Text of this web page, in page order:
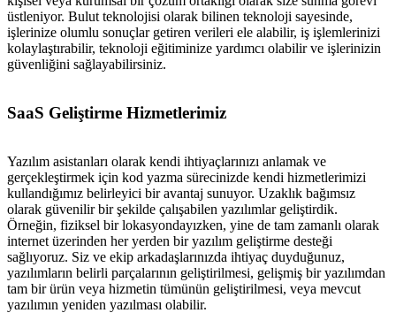
üstleniyor. Bulut teknolojisi olarak bilinen teknoloji sayesinde,
işlerinize olumlu sonuçlar getiren verileri ele alabilir, iş işlemlerinizi
kolaylaştırabilir, teknoloji eğitiminize yardımcı olabilir ve işlerinizin
güvenliğini sağlayabilirsiniz.
SaaS Geliştirme Hizmetlerimiz
Yazılım asistanları olarak kendi ihtiyaçlarınızı anlamak ve
gerçekleştirmek için kod yazma sürecinizde kendi hizmetlerimizi
kullandığımız belirleyici bir avantaj sunuyor. Uzaklık bağımsız
olarak güvenilir bir şekilde çalışabilen yazılımlar geliştirdik.
Örneğin, fiziksel bir lokasyondayızken, yine de tam zamanlı olarak
internet üzerinden her yerden bir yazılım geliştirme desteği
sağlıyoruz. Siz ve ekip arkadaşlarınızda ihtiyaç duyduğunuz,
yazılımların belirli parçalarının geliştirilmesi, gelişmiş bir yazılımdan
tam bir ürün veya hizmetin tümünün geliştirilmesi, veya mevcut
yazılımın yeniden yazılması olabilir.